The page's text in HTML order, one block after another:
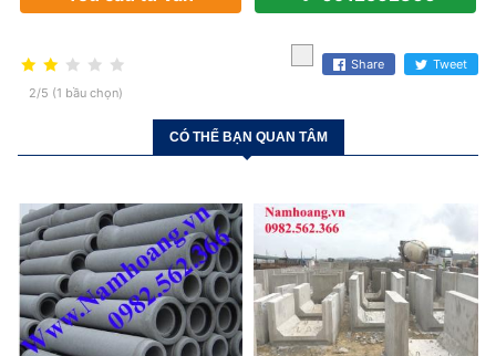
2/5 (1 bầu chọn)
Share Tweet
CÓ THỂ BẠN QUAN TÂM